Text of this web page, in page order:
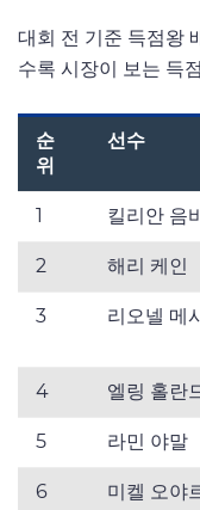
대회 전 기준 득점왕
수록 시장이 보는 득
순
위
선수
1 킬리안 음
2 해리 케인
3 리오넬 메
4 엘링 홀란
5 라민 야말
6 미켈 오야